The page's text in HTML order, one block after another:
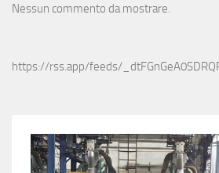
Nessun commento da mostrare.
https://rss.app/feeds/